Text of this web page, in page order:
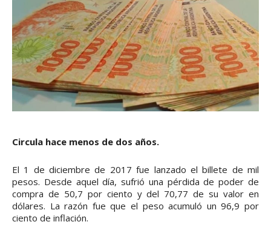
Circula hace menos de dos años.
El 1 de diciembre de 2017 fue lanzado el billete de mil
pesos. Desde aquel día, sufrió una pérdida de poder de
compra de 50,7 por ciento y del 70,77 de su valor en
dólares. La razón fue que el peso acumuló un 96,9 por
ciento de inflación.